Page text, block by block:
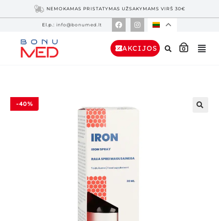
NEMOKAMAS PRISTATYMAS UŽSAKYMAMS VIRŠ 30€
El.p.: info@bonumed.lt
AKCIJOS 0
-40%